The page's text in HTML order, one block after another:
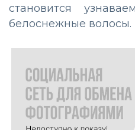
становится
белоснежные волосы.